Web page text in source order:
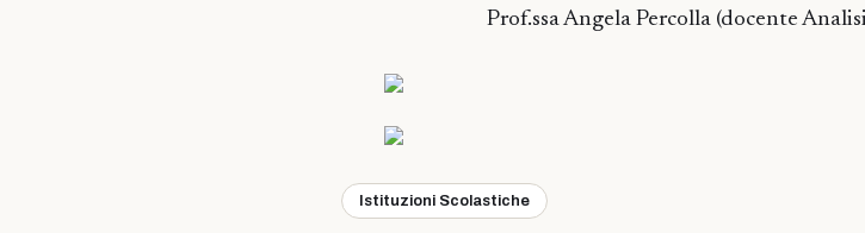
Prof.ssa Angela Percolla (docente
Istituzioni Scolastiche